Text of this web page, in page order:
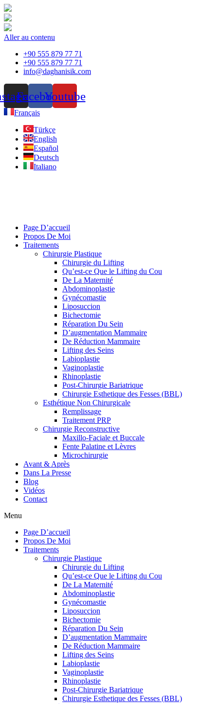
Aller au contenu
+90 555 879 77 71
+90 555 879 77 71
info@daghanisik.com
FacebookYoutube
Français
Türkçe
English
Español
Deutsch
Italiano
Page D’accueil
Propos De Moi
Traitements
Chirurgie Plastique
Chirurgie du Lifting
Qu’est-ce Que le Lifting du Cou
De La Maternité
Abdominoplastie
Gynécomastie
Liposuccion
Bichectomie
Réparation Du Sein
D’augmentation Mammaire
De Réduction Mammaire
Lifting des Seins
Labioplastie
Vaginoplastie
Rhinoplastie
Post-Chirurgie Bariatrique
Chirurgie Esthetique des Fesses (BBL)
Esthétique Non Chirurgicale
Remplissage
Traitement PRP
Chirurgie Reconstructive
Maxillo-Faciale et Buccale
Fente Palatine et Lèvres
Microchirurgie
Avant & Après
Dans La Presse
Blog
Vidéos
Contact
Menu
Page D’accueil
Propos De Moi
Traitements
Chirurgie Plastique
Chirurgie du Lifting
Qu’est-ce Que le Lifting du Cou
De La Maternité
Abdominoplastie
Gynécomastie
Liposuccion
Bichectomie
Réparation Du Sein
D’augmentation Mammaire
De Réduction Mammaire
Lifting des Seins
Labioplastie
Vaginoplastie
Rhinoplastie
Post-Chirurgie Bariatrique
Chirurgie Esthetique des Fesses (BBL)